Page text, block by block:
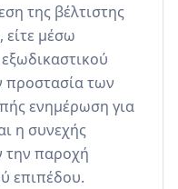
της βέλτιστης
είτε μέσω
προστασία των
ενημέρωση για
η συνεχής
την παροχή
επιπέδου.